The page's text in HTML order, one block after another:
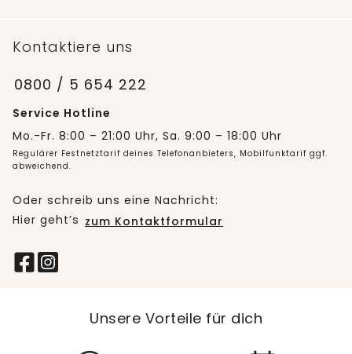
Kontaktiere uns
0800 / 5 654 222
Service Hotline
Mo.-Fr. 8:00 – 21:00 Uhr, Sa. 9:00 – 18:00 Uhr
Regulärer Festnetztarif deines Telefonanbieters, Mobilfunktarif ggf.
abweichend.
Oder schreib uns eine Nachricht:
Hier geht’s zum Kontaktformular
Unsere Vorteile für dich